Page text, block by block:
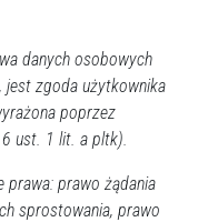
So
Nd
1
2
15
16
danych osobowych
jest zgoda użytkownika
poprzez
ust. 1 lit. a pltk).
prawa: prawo żądania
sprostowania, prawo